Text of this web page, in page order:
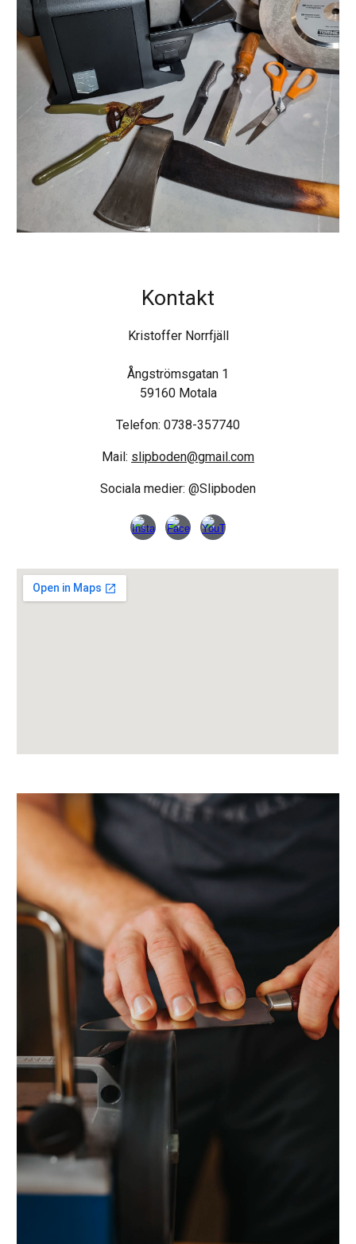
Kontakt
Kristoffer Norrfjäll
Ångströmsgatan 1
59160 Motala
Telefon: 0738-357740
Mail: slipboden@gmail.com
Sociala medier: @Slipboden